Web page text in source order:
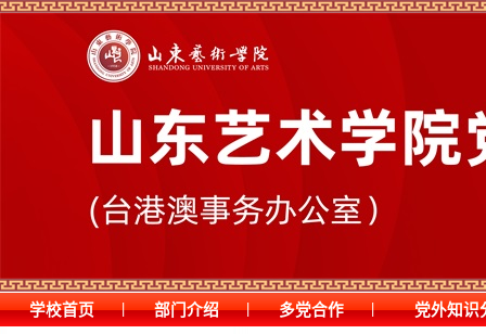
学校首页 | 部门介绍 | 多党合作 | 党外知识